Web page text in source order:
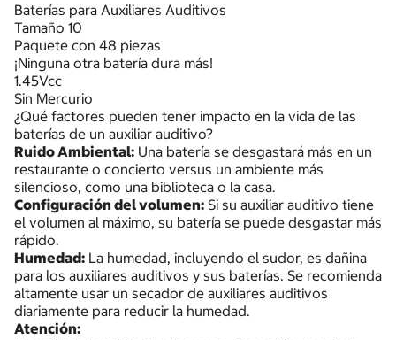
Baterías para Auxiliares Auditivos
Tamaño 10
Paquete con 48 piezas
¡Ninguna otra batería dura más!
1.45Vcc
Sin Mercurio
¿Qué factores pueden tener impacto en la vida de las
baterías de un auxiliar auditivo?
Ruido Ambiental: Una batería se desgastará más en un
restaurante o concierto versus un ambiente más
silencioso, como una biblioteca o la casa.
Configuración del volumen: Si su auxiliar auditivo tiene
el volumen al máximo, su batería se puede desgastar más
rápido.
Humedad: La humedad, incluyendo el sudor, es dañina
para los auxiliares auditivos y sus baterías. Se recomienda
altamente usar un secador de auxiliares auditivos
diariamente para reducir la humedad.
Atención: